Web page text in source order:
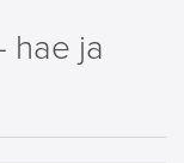
hae ja